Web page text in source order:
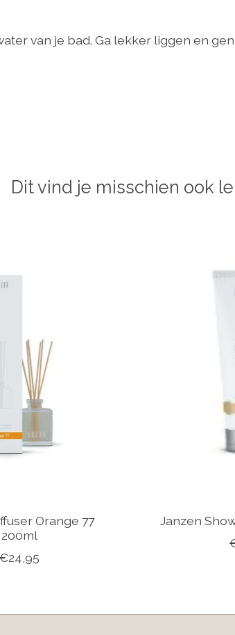
van je bad. Ga lekker liggen en
Dit vind je misschien ook
Orange 77
200ml
€24,95
Janzen